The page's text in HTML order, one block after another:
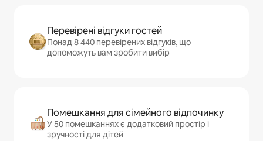
Перевірені відгуки гостей
Понад 8 440 перевірених відгуків, що
допоможуть вам зробити вибір
Помешкання для сімейного відпочинку
У 50 помешканнях є додатковий простір і
зручності для дітей